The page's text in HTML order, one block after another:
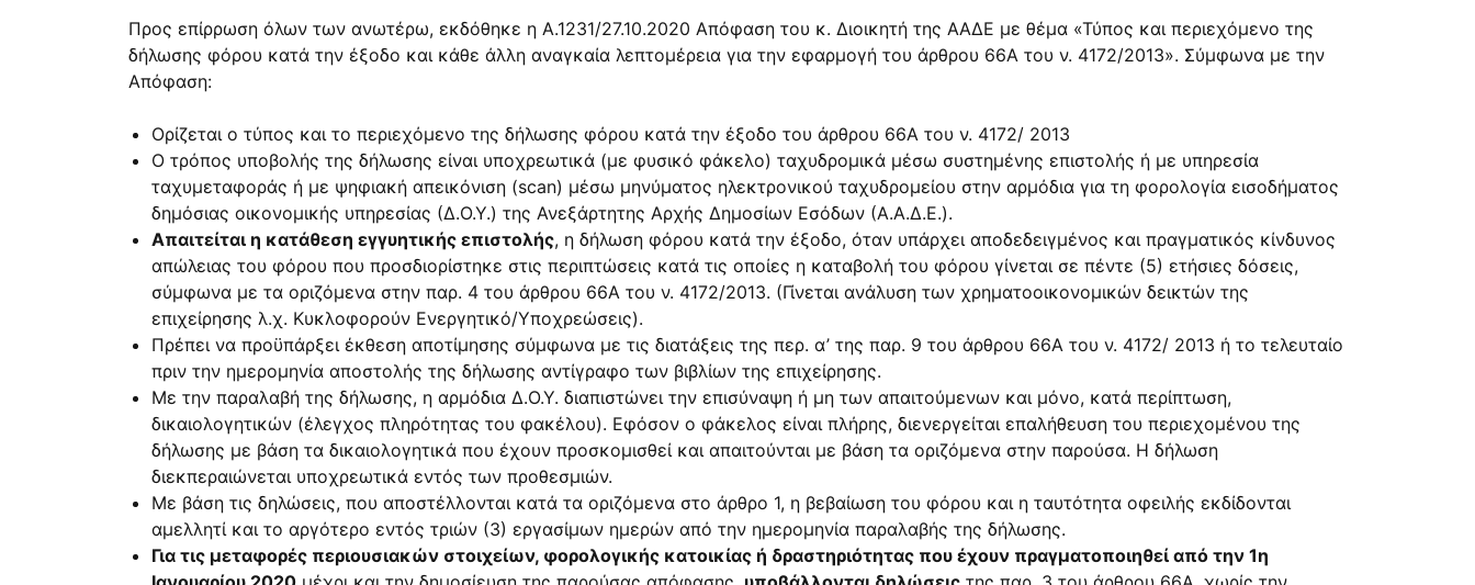
Προς επίρρωση όλων των ανωτέρω, εκδόθηκε η Α.1231/27.10.2020 Απόφαση του κ. Διοικητή της ΑΑΔΕ με θέμα «Τύπος και περιεχόμενο της
δήλωσης φόρου κατά την έξοδο και κάθε άλλη αναγκαία λεπτομέρεια για την εφαρμογή του άρθρου 66Α του ν. 4172/2013». Σύμφωνα με την
Απόφαση:
Ορίζεται ο τύπος και το περιεχόμενο της δήλωσης φόρου κατά την έξοδο του άρθρου 66Α του ν. 4172/ 2013
Ο τρόπος υποβολής της δήλωσης είναι υποχρεωτικά (με φυσικό φάκελο) ταχυδρομικά μέσω συστημένης επιστολής ή με υπηρεσία
ταχυμεταφοράς ή με ψηφιακή απεικόνιση (scan) μέσω μηνύματος ηλεκτρονικού ταχυδρομείου στην αρμόδια για τη φορολογία εισοδήματος
δημόσιας οικονομικής υπηρεσίας (Δ.Ο.Υ.) της Ανεξάρτητης Αρχής Δημοσίων Εσόδων (Α.Α.Δ.Ε.).
Απαιτείται η κατάθεση εγγυητικής επιστολής, η δήλωση φόρου κατά την έξοδο, όταν υπάρχει αποδεδειγμένος και πραγματικός κίνδυνος
απώλειας του φόρου που προσδιορίστηκε στις περιπτώσεις κατά τις οποίες η καταβολή του φόρου γίνεται σε πέντε (5) ετήσιες δόσεις,
σύμφωνα με τα οριζόμενα στην παρ. 4 του άρθρου 66Α του ν. 4172/2013. (Γίνεται ανάλυση των χρηματοοικονομικών δεικτών της
επιχείρησης λ.χ. Κυκλοφορούν Ενεργητικό/Υποχρεώσεις).
Πρέπει να προϋπάρξει έκθεση αποτίμησης σύμφωνα με τις διατάξεις της περ. α’ της παρ. 9 του άρθρου 66Α του ν. 4172/ 2013 ή το τελευταίο
πριν την ημερομηνία αποστολής της δήλωσης αντίγραφο των βιβλίων της επιχείρησης.
Με την παραλαβή της δήλωσης, η αρμόδια Δ.Ο.Υ. διαπιστώνει την επισύναψη ή μη των απαιτούμενων και μόνο, κατά περίπτωση,
δικαιολογητικών (έλεγχος πληρότητας του φακέλου). Εφόσον ο φάκελος είναι πλήρης, διενεργείται επαλήθευση του περιεχομένου της
δήλωσης με βάση τα δικαιολογητικά που έχουν προσκομισθεί και απαιτούνται με βάση τα οριζόμενα στην παρούσα. Η δήλωση
διεκπεραιώνεται υποχρεωτικά εντός των προθεσμιών.
Με βάση τις δηλώσεις, που αποστέλλονται κατά τα οριζόμενα στο άρθρο 1, η βεβαίωση του φόρου και η ταυτότητα οφειλής εκδίδονται
αμελλητί και το αργότερο εντός τριών (3) εργασίμων ημερών από την ημερομηνία παραλαβής της δήλωσης.
Για τις μεταφορές περιουσιακών στοιχείων, φορολογικής κατοικίας ή δραστηριότητας που έχουν πραγματοποιηθεί από την 1η